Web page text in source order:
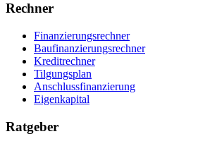
Rechner
Finanzierungsrechner
Baufinanzierungsrechner
Kreditrechner
Tilgungsplan
Anschlussfinanzierung
Eigenkapital
Ratgeber